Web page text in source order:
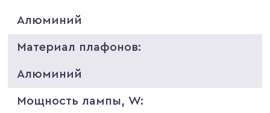
Алюминий
Материал плафонов:
Алюминий
Мощность лампы, W: